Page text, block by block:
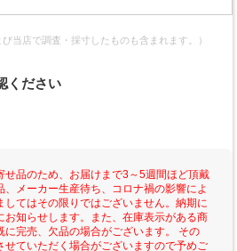
当店で調査・採寸したものも含まれます。）
ください
品のため、お届けまで3～5週間ほど頂戴
メーカー生産待ち、コロナ禍の影響によ
してはその限りではございません。納期に
お知らせします。また、在庫表示がある商
に完売、欠品の場合がございます。 その
せていただく場合がございますので予めご